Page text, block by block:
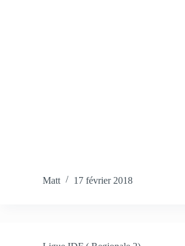
Matt 17 février 2018